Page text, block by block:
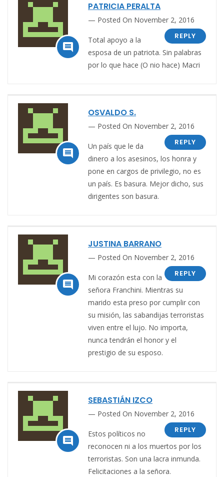

PATRICIA PERALTA
Posted On November 2, 2016
REPLY
Total apoyo a la
esposa de un patriota. Sin palabras
por lo que hace (O nio hace) Macri

OSVALDO S.
Posted On November 2, 2016
REPLY
Un país que le da
dinero a los asesinos, los honra y
pone en cargos de privilegio, no es
un país. Es basura. Mejor dicho, sus
dirigentes son basura.

JUSTINA BARRANO
Posted On November 2, 2016
REPLY
Mi corazón esta con la
señora Franchini. Mientras su
marido esta preso por cumplir con
su misión, las sabandijas terroristas
viven entre el lujo. No importa,
nunca tendrán el honor y el
prestigio de su esposo.

SEBASTIÁN IZCO
Posted On November 2, 2016
REPLY
Estos políticos no
reconocen ni a los muertos por los
terroristas. Son una lacra inmunda.
Felicitaciones a la señora.